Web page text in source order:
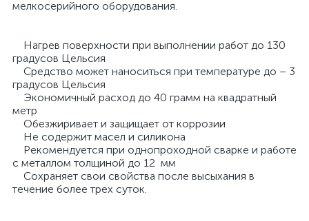
мелкосерийного оборудования.
Нагрев поверхности при выполнении работ до 130
градусов Цельсия
Средство может наноситься при температуре до – 3
градусов Цельсия
Экономичный расход до 40 грамм на квадратный
метр
Обезжиривает и защищает от коррозии
Не содержит масел и силикона
Рекомендуется при однопроходной сварке и работе
с металлом толщиной до 12 мм
Сохраняет свои свойства после высыхания в
течение более трех суток.